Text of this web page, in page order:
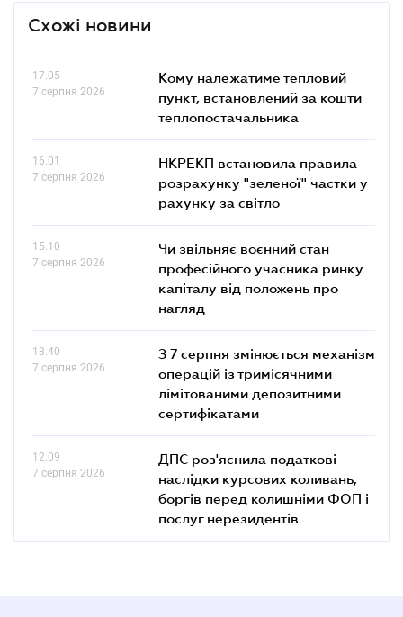
Схожі новини
17.05
7 серпня 2026
Кому належатиме тепловий
пункт, встановлений за кошти
теплопостачальника
16.01
7 серпня 2026
НКРЕКП встановила правила
розрахунку "зеленої" частки у
рахунку за світло
15.10
7 серпня 2026
Чи звільняє воєнний стан
професійного учасника ринку
капіталу від положень про
нагляд
13.40
7 серпня 2026
З 7 серпня змінюється механізм
операцій із тримісячними
лімітованими депозитними
сертифікатами
12.09
7 серпня 2026
ДПС роз'яснила податкові
наслідки курсових коливань,
боргів перед колишніми ФОП і
послуг нерезидентів